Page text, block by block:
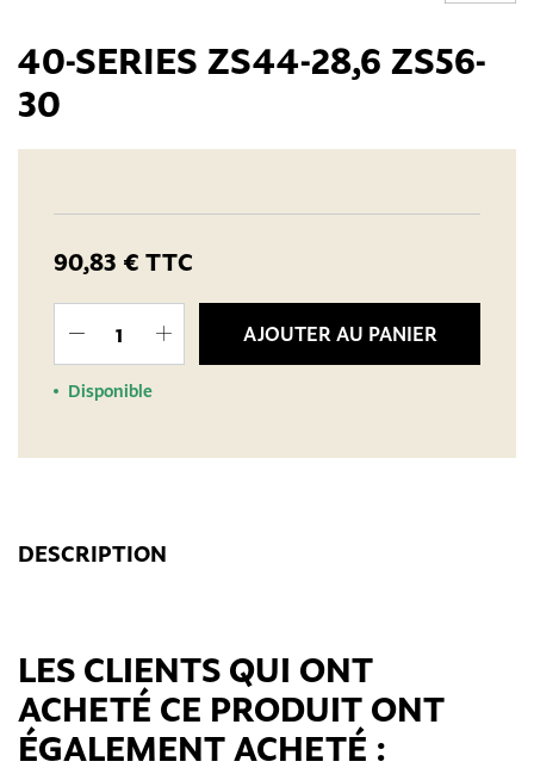
40-SERIES ZS44-28,6 ZS56-
30
90,83 € TTC
AJOUTER AU PANIER
Disponible
DESCRIPTION
LES CLIENTS QUI ONT
ACHETÉ CE PRODUIT ONT
ÉGALEMENT ACHETÉ :